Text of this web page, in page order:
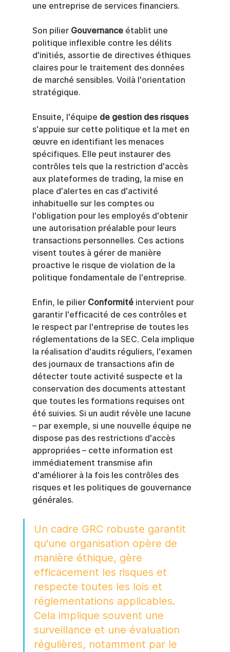
une entreprise de services financiers.
Son pilier Gouvernance établit une
politique inflexible contre les délits
d'initiés, assortie de directives éthiques
claires pour le traitement des données
de marché sensibles. Voilà l'orientation
stratégique.
Ensuite, l'équipe de gestion des risques
s'appuie sur cette politique et la met en
œuvre en identifiant les menaces
spécifiques. Elle peut instaurer des
contrôles tels que la restriction d'accès
aux plateformes de trading, la mise en
place d'alertes en cas d'activité
inhabituelle sur les comptes ou
l'obligation pour les employés d'obtenir
une autorisation préalable pour leurs
transactions personnelles. Ces actions
visent toutes à gérer de manière
proactive le risque de violation de la
politique fondamentale de l'entreprise.
Enfin, le pilier Conformité intervient pour
garantir l'efficacité de ces contrôles et
le respect par l'entreprise de toutes les
réglementations de la SEC. Cela implique
la réalisation d'audits réguliers, l'examen
des journaux de transactions afin de
détecter toute activité suspecte et la
conservation des documents attestant
que toutes les formations requises ont
été suivies. Si un audit révèle une lacune
– par exemple, si une nouvelle équipe ne
dispose pas des restrictions d'accès
appropriées – cette information est
immédiatement transmise afin
d'améliorer à la fois les contrôles des
risques et les politiques de gouvernance
générales.
Un cadre GRC robuste garantit
qu'une organisation opère de
manière éthique, gère
efficacement les risques et
respecte toutes les lois et
réglementations applicables.
Cela implique souvent une
surveillance et une évaluation
régulières, notamment par le